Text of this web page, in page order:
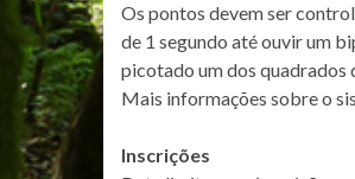
Os pontos devem ser
de 1 segundo até ouvir um
picotado um dos quadrados
Mais informações sobre o
Inscrições